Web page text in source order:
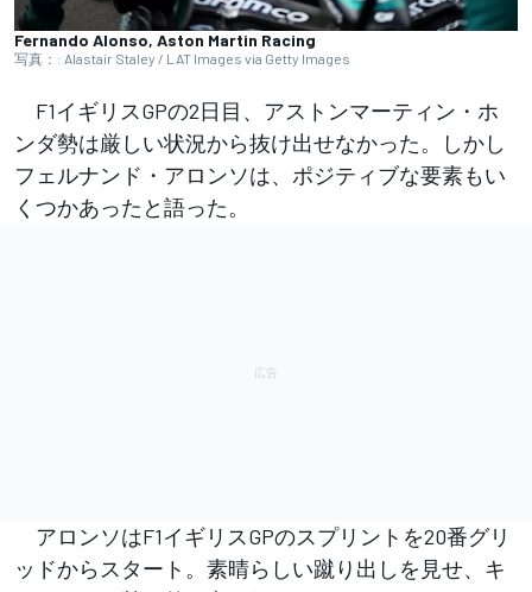
Fernando Alonso, Aston Martin Racing
写真：: Alastair Staley / LAT Images via Getty Images
F1イギリスGPの2日目、アストンマーティン・ホ
ンダ勢は厳しい状況から抜け出せなかった。しかし
フェルナンド・アロンソは、ポジティブな要素もい
くつかあったと語った。
アロンソはF1イギリスGPのスプリントを20番グリ
ッドからスタート。素晴らしい蹴り出しを見せ、キ